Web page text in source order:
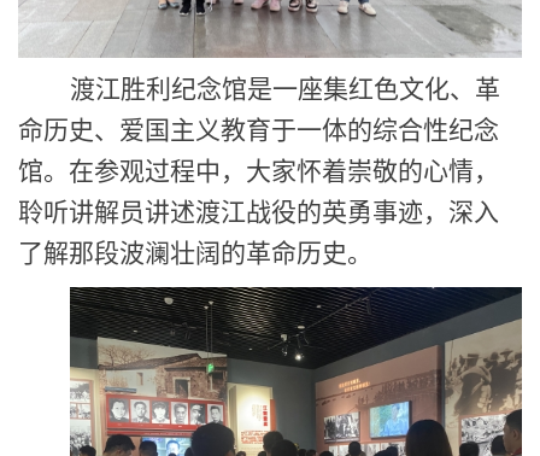
渡江胜利纪念馆是一座集红色文化、革
命历史、爱国主义教育于一体的综合性纪念
馆。 在参观过程中 ， 大家怀着崇敬的心情，
聆听讲解员讲述渡江战役的英勇事迹，深入
了解那段波澜壮阔的革命历史。